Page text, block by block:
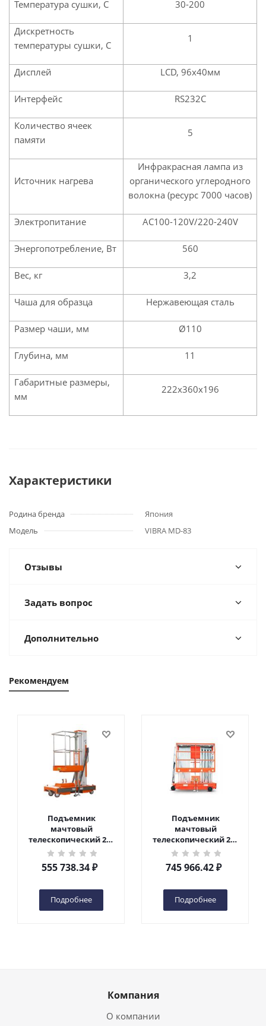
Температура сушки, С 30-200
Дискретность
температуры сушки, С
1
Дисплей LCD, 96x40мм
Интерфейс RS232C
Количество ячеек
памяти
5
Источник нагрева
Инфракрасная лампа из
органического углеродного
волокна (ресурс 7000 часов)
Электропитание AC100-120V/220-240V
Энергопотребление, Вт 560
Вес, кг 3,2
Чаша для образца Нержавеющая сталь
Размер чаши, мм Ø110
Глубина, мм 11
Габаритные размеры,
мм
222х360х196
Характеристики
Родина бренда
Япония
Модель
VIBRA MD-83
Отзывы
Задать вопрос
Дополнительно
Рекомендуем
Подъемник
мачтовый
телескопический 200
кг 6 м TOR GTWY6-200S
DC 2-мачтовый
(автономный) (G) в
555 738.34₽
Подробнее
Подъемник
мачтовый
телескопический 200
кг 10 м TOR GTWY10-
200S DC 2-мачтовый
(автономный) (N) в
745 966.42₽
Подробнее
Компания
О компании